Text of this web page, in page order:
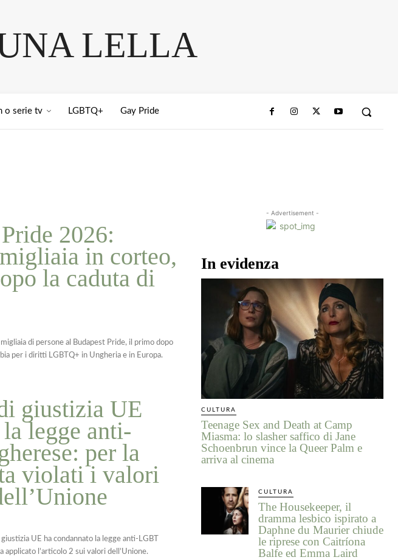
LELLA
o serie tv LGBTQ+ Gay Pride
2026:
in corteo,
la caduta di
di persone al Budapest Pride, il primo dopo
per i diritti LGBTQ+ in Ungheria e in Europa.
giustizia UE
legge anti-
per la
violati i valori
UE ha condannato la legge anti-LGBT
applicato l’articolo 2 sui valori dell’Unione.
- Advertisement -
In evidenza
CULTURA
Teenage Sex and Death at Camp
Miasma: lo slasher saffico di Jane
Schoenbrun vince la Queer Palm e
arriva al cinema
CULTURA
The Housekeeper, il
dramma lesbico ispirato a
Daphne du Maurier chiude
le riprese con Caitríona
Balfe ed Emma Laird